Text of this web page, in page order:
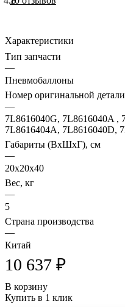
Характеристики
Тип запчасти
—
Пневмобаллоны
Номер оригинальной
—
7L8616040G, 7L8616040A ,
7L8616404A, 7L8616040D,
Габариты (ВхШхГ), см
—
20x20x40
Вес, кг
—
5
Страна производства
—
Китай
10 637 ₽
В корзину
Купить в 1 клик